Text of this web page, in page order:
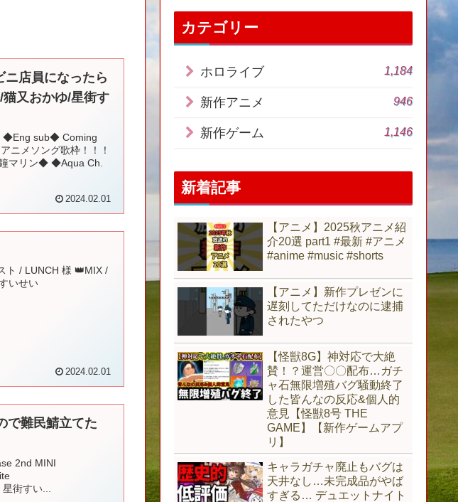
されるも社内の活動家
ニ店員になったら
猫又おかゆ/星街す
◆Eng sub◆ Coming
ニメソング歌枠！！！
マリン◆ ◆Aqua Ch.
2024.02.01
ト / LUNCH 様 👑MIX /
いせい
2024.02.01
で難民鯖立てた
2nd MINI
すい...
カテゴリー
ホロライブ 1,184
新作アニメ 946
新作ゲーム 1,146
新着記事
【アニメ】2025秋アニメ紹
介20選 part1 #最新 #アニメ
#anime #music #shorts
【アニメ】新作プレゼンに
遅刻してただけなのに逮捕
されたやつ
【怪獣8G】神対応で大絶
賛！？運営〇〇配布…ガチ
ャ石無限増殖バグ騒動終了
した皆んなの反応&個人的
意見【怪獣8号 THE
GAME】【新作ゲームアプ
リ】
キャラガチャ廃止もバグは
天井なし…未完成品がやば
すぎる… デュエットナイト